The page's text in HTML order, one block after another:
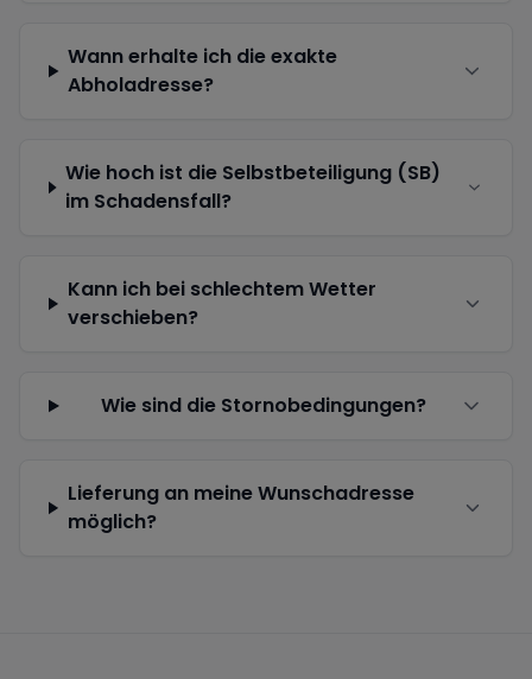
Wann erhalte ich die exakte
Abholadresse?
Wie hoch ist die Selbstbeteiligung (SB)
im Schadensfall?
Kann ich bei schlechtem Wetter
verschieben?
Wie sind die Stornobedingungen?
Lieferung an meine Wunschadresse
möglich?